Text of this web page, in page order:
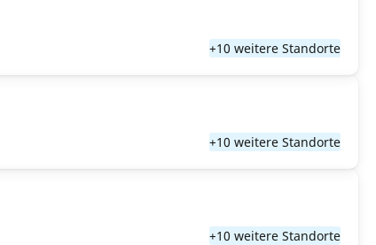
+10 weitere Standorte
+10 weitere Standorte
+10 weitere Standorte